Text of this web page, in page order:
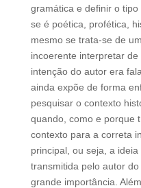
gramática e definir o tipo
se é poética, profética,
mesmo se trata-se de
incoerente interpretar
intenção do autor era
ainda expõe de forma
pesquisar o contexto
quando, como e porque
contexto para a correta
principal, ou seja, a
transmitida pelo autor
grande importância.